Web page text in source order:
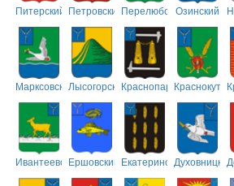
Питерский ПетровскийПерелюбскийОзинский
МарксовскийЛысогорскийКраснопартизанский
ИвантеевскийЕршовский ЕкатериновскийДуховницкий